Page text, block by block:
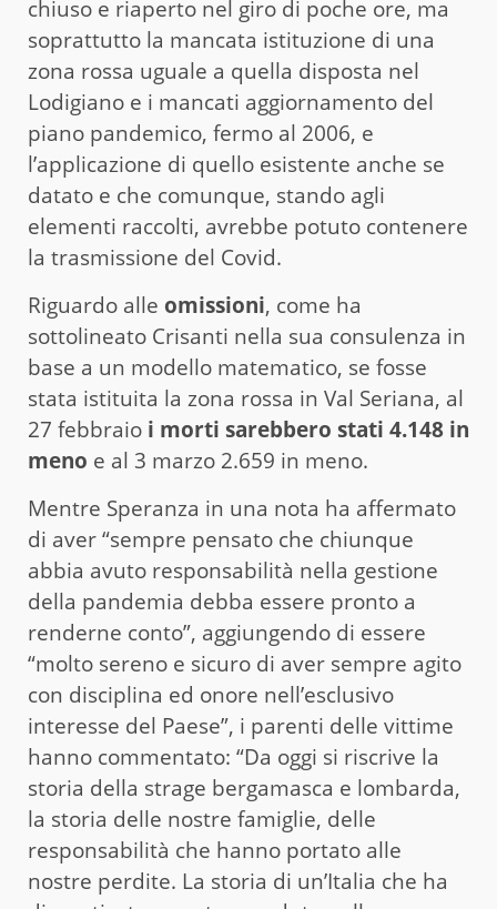
chiuso e riaperto nel giro di poche ore, ma
soprattutto la mancata istituzione di una
zona rossa uguale a quella disposta nel
Lodigiano e i mancati aggiornamento del
piano pandemico, fermo al 2006, e
l’applicazione di quello esistente anche se
datato e che comunque, stando agli
elementi raccolti, avrebbe potuto contenere
la trasmissione del Covid.
Riguardo alle omissioni, come ha
sottolineato Crisanti nella sua consulenza in
base a un modello matematico, se fosse
stata istituita la zona rossa in Val Seriana, al
27 febbraio i morti sarebbero stati 4.148 in
meno e al 3 marzo 2.659 in meno.
Mentre Speranza in una nota ha affermato
di aver “sempre pensato che chiunque
abbia avuto responsabilità nella gestione
della pandemia debba essere pronto a
renderne conto”, aggiungendo di essere
“molto sereno e sicuro di aver sempre agito
con disciplina ed onore nell’esclusivo
interesse del Paese”, i parenti delle vittime
hanno commentato: “Da oggi si riscrive la
storia della strage bergamasca e lombarda,
la storia delle nostre famiglie, delle
responsabilità che hanno portato alle
nostre perdite. La storia di un’Italia che ha